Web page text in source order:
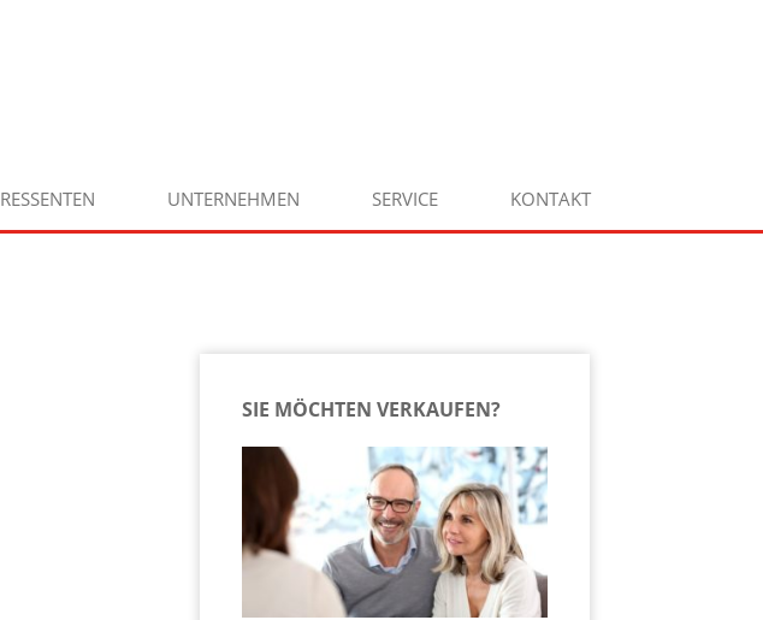
UNTERNEHMEN SERVICE KONTAKT
SIE MÖCHTEN VERKAUFEN?